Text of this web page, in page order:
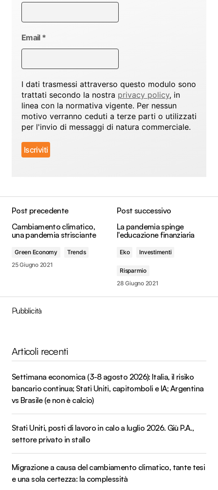
Email *
I dati trasmessi attraverso questo modulo sono
trattati secondo la nostra privacy policy, in
linea con la normativa vigente. Per nessun
motivo verranno ceduti a terze parti o utilizzati
per l'invio di messaggi di natura commerciale.
Post precedente
Cambiamento climatico,
una pandemia strisciante
Green Economy
Trends
25 Giugno 2021
Post successivo
La pandemia spinge
l'educazione finanziaria
Eko Investimenti
Risparmio
28 Giugno 2021
Pubblicità
Articoli recenti
Settimana economica (3-8 agosto 2026): Italia, il risiko
bancario continua; Stati Uniti, capitomboli e IA; Argentina
vs Brasile (e non è calcio)
Stati Uniti, posti di lavoro in calo a luglio 2026. Giù P.A.,
settore privato in stallo
Migrazione a causa del cambiamento climatico, tante tesi
e una sola certezza: la complessità